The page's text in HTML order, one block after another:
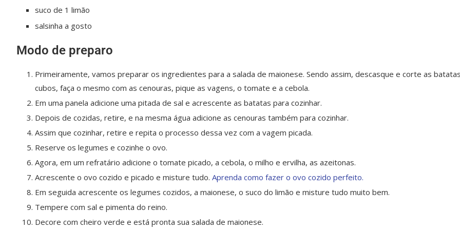
suco de 1 limão
salsinha a gosto
Modo de preparo
Primeiramente, vamos preparar os ingredientes para a salada de maionese. Sendo assim, descasque e corte as
cubos, faça o mesmo com as cenouras, pique as vagens, o tomate e a cebola.
Em uma panela adicione uma pitada de sal e acrescente as batatas para cozinhar.
Depois de cozidas, retire, e na mesma água adicione as cenouras também para cozinhar.
Assim que cozinhar, retire e repita o processo dessa vez com a vagem picada.
Reserve os legumes e cozinhe o ovo.
Agora, em um refratário adicione o tomate picado, a cebola, o milho e ervilha, as azeitonas.
Acrescente o ovo cozido e picado e misture tudo. Aprenda como fazer o ovo cozido perfeito.
Em seguida acrescente os legumes cozidos, a maionese, o suco do limão e misture tudo muito bem.
Tempere com sal e pimenta do reino.
Decore com cheiro verde e está pronta sua salada de maionese.